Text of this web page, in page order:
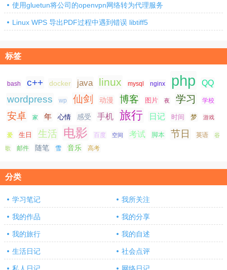
使用gluetun将公司的openvpn网络转为代理服务
Linux WPS 导出PDF过程中遇到错误 libtiff5
标签
bash c++ docker java linux mysql nginx php QQ
wordpress wp 仙剑 动漫 博客 图片 夜 学习 学校
安卓 家 年 心情 感受 手机 旅行 日记 时间 梦 游戏
爱 生日 生活 电影 百度 空间 考试 脚本 节日 英语 谷
歌 邮件 随笔 雪 音乐 高考
分类
学习笔记 我所关注
我的作品 我的分享
我的旅行 我的自述
生活日记 社会点评